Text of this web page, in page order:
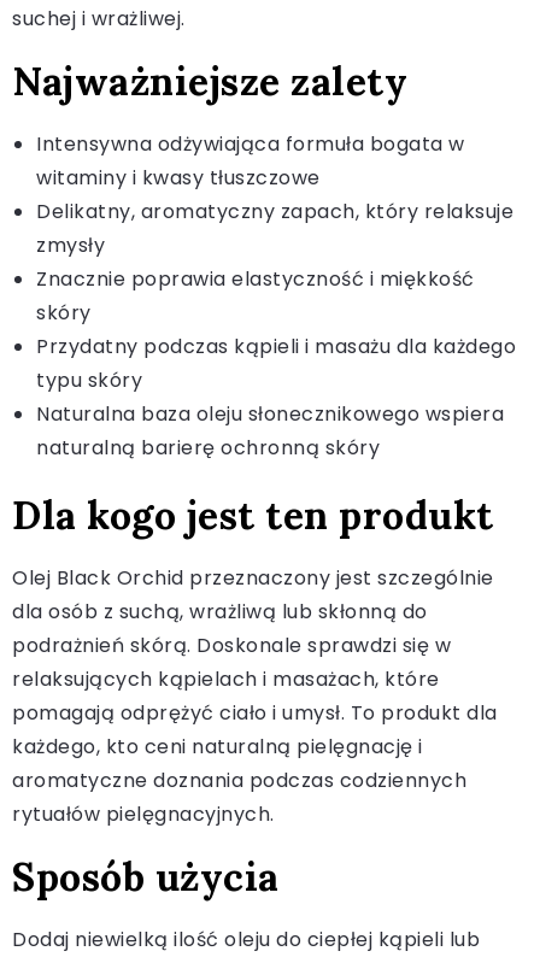
suchej i wrażliwej.
Najważniejsze zalety
Intensywna odżywiająca formuła bogata w
witaminy i kwasy tłuszczowe
Delikatny, aromatyczny zapach, który relaksuje
zmysły
Znacznie poprawia elastyczność i miękkość
skóry
Przydatny podczas kąpieli i masażu dla każdego
typu skóry
Naturalna baza oleju słonecznikowego wspiera
naturalną barierę ochronną skóry
Dla kogo jest ten produkt
Olej Black Orchid przeznaczony jest szczególnie
dla osób z suchą, wrażliwą lub skłonną do
podrażnień skórą. Doskonale sprawdzi się w
relaksujących kąpielach i masażach, które
pomagają odprężyć ciało i umysł. To produkt dla
każdego, kto ceni naturalną pielęgnację i
aromatyczne doznania podczas codziennych
rytuałów pielęgnacyjnych.
Sposób użycia
Dodaj niewielką ilość oleju do ciepłej kąpieli lub